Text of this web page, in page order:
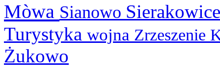
Mòwa Sianowo
Turystyka wojna Zrzeszenie
Żukowo